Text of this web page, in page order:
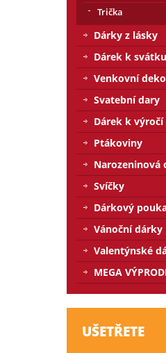
Trička
Dárky z lásky
Dárek k svátku
Venkovní
Svatební dary
Dárek k výročí
Ptákoviny
Narozeninová
Svíčky
Dárkový
Vánoční dárky
Valentýnské
MEGA
UŠETŘETE